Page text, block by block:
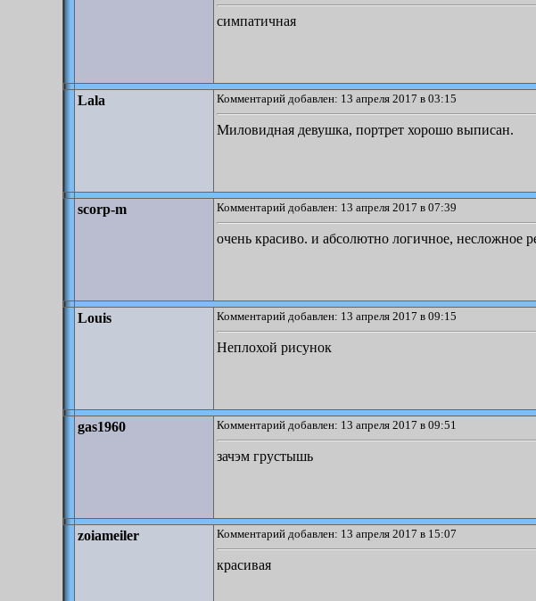
симпатичная
Lala Комментарий добавлен: 13 апреля 2017 в 03:15
Миловидная девушка, портрет хорошо выписан.
scorp-m Комментарий добавлен: 13 апреля 2017 в 07:39
очень красиво. и абсолютно логичное, несложное
Louis Комментарий добавлен: 13 апреля 2017 в 09:15
Неплохой рисунок
gas1960 Комментарий добавлен: 13 апреля 2017 в 09:51
зачэм грустышь
zoiameiler Комментарий добавлен: 13 апреля 2017 в 15:07
красивая